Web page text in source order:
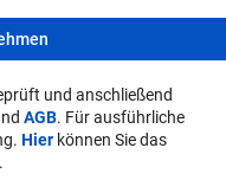
und anschließend
AGB. Für ausführliche
Hier können Sie das